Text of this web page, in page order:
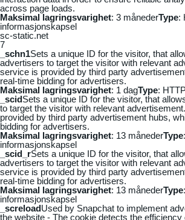
across page loads.
Maksimal lagringsvarighet: 3 månederType:
informasjonskapsel
sc-static.net
7
_schn1Sets a unique ID for the visitor, that
advertisers to target the visitor with relevant
service is provided by third party
real-time bidding for advertisers.
Maksimal lagringsvarighet: 1 dagType:
_scidSets a unique ID for the visitor, that
to target the visitor with relevant
provided by third party advertisement hubs,
bidding for advertisers.
Maksimal lagringsvarighet: 13 månederType
informasjonskapsel
_scid_rSets a unique ID for the visitor, that
advertisers to target the visitor with relevant
service is provided by third party
real-time bidding for advertisers.
Maksimal lagringsvarighet: 13 månederType
informasjonskapsel
_screloadUsed by Snapchat to implement
the website - The cookie detects the